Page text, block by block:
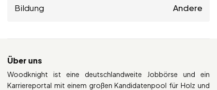
Bildung Andere
Über uns
Woodknight ist eine deutschlandweite Jobbörse und ein
Karriereportal mit einem großen Kandidatenpool für Holz und